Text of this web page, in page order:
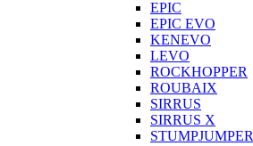
EPIC
EPIC EVO
KENEVO
LEVO
ROCKHOPPER
ROUBAIX
SIRRUS
SIRRUS X
STUMPJUMPER